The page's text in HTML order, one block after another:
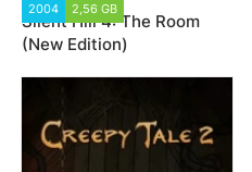
2004 2,56 GB
Silent Hill 4: The Room
(New Edition)